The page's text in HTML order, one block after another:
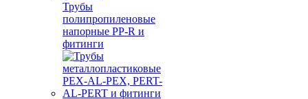
Трубы
полипропиленовые
напорные PP-R и
фитинги